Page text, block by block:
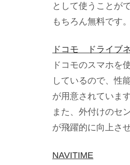
として使うことが
もちろん無料です。
ドコモ ドライブ
ドコモのスマホを
しているので、性
が用意されていま
また、外付けのセ
が飛躍的に向上さ
NAVITIME